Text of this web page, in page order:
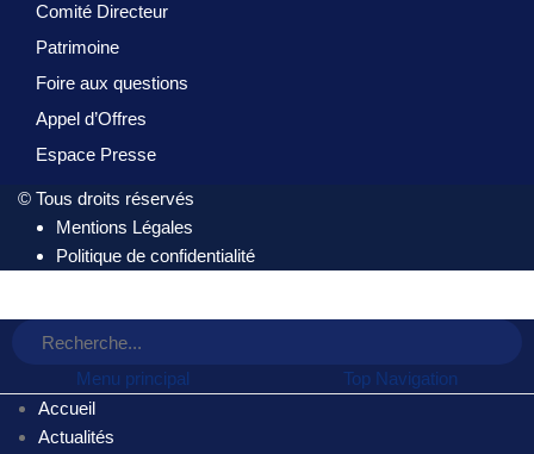
Comité Directeur
Patrimoine
Foire aux questions
Appel d’Offres
Espace Presse
© Tous droits réservés
Mentions Légales
Politique de confidentialité
Menu principal
Top Navigation
Accueil
Actualités